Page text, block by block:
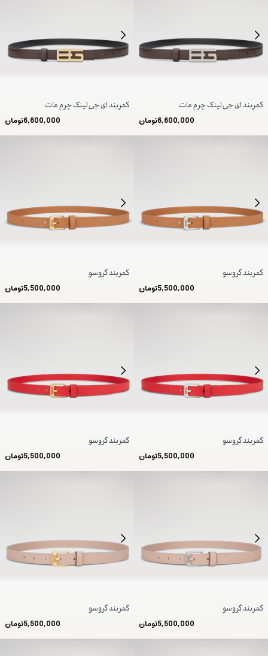
کمربند ای جی لینک چرم مات
6,600,000تومان
کمربند ای جی لینک چرم مات
6,600,000تومان
کمربند گروسو
5,500,000تومان
کمربند گروسو
5,500,000تومان
کمربند گروسو
5,500,000تومان
کمربند گروسو
5,500,000تومان
کمربند گروسو
5,500,000تومان
کمربند گروسو
5,500,000تومان